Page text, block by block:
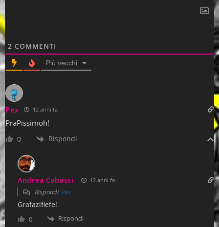
2 COMMENTI
Più vecchi
Pex 12 anni fa
PraPissimoh!
0 Rispondi
Andrea Cabassi 12 anni fa
Rispondi Pex
Grafazifiefe!
0 Rispondi